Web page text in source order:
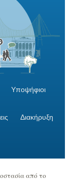
Υποψήφιοι
Διακήρυξη
από το